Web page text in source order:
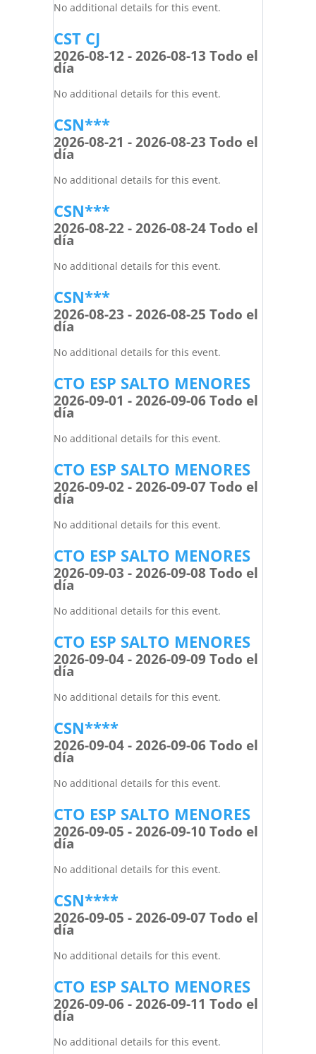
No additional details for this event.
CST CJ
2026-08-12 - 2026-08-13 Todo el
día
No additional details for this event.
CSN***
2026-08-21 - 2026-08-23 Todo el
día
No additional details for this event.
CSN***
2026-08-22 - 2026-08-24 Todo el
día
No additional details for this event.
CSN***
2026-08-23 - 2026-08-25 Todo el
día
No additional details for this event.
CTO ESP SALTO MENORES
2026-09-01 - 2026-09-06 Todo el
día
No additional details for this event.
CTO ESP SALTO MENORES
2026-09-02 - 2026-09-07 Todo el
día
No additional details for this event.
CTO ESP SALTO MENORES
2026-09-03 - 2026-09-08 Todo el
día
No additional details for this event.
CTO ESP SALTO MENORES
2026-09-04 - 2026-09-09 Todo el
día
No additional details for this event.
CSN****
2026-09-04 - 2026-09-06 Todo el
día
No additional details for this event.
CTO ESP SALTO MENORES
2026-09-05 - 2026-09-10 Todo el
día
No additional details for this event.
CSN****
2026-09-05 - 2026-09-07 Todo el
día
No additional details for this event.
CTO ESP SALTO MENORES
2026-09-06 - 2026-09-11 Todo el
día
No additional details for this event.